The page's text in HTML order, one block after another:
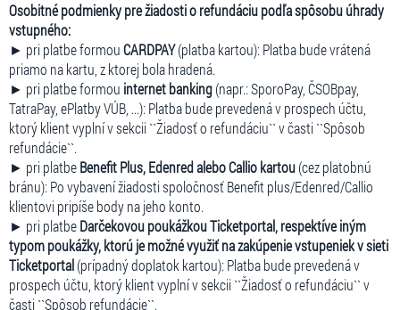
Osobitné podmienky pre žiadosti o refundáciu podľa spôsobu úhrady
vstupného:
► pri platbe formouCARDPAY(platba kartou): Platba bude vrátená
priamo na kartu, z ktorej bola hradená.
► pri platbe formou internet banking(napr.: SporoPay, ČSOBpay,
TatraPay, ePlatby VÚB, ...): Platba bude prevedená v prospech účtu,
ktorý klient vyplní v sekcii ``Žiadosť o refundáciu`` v časti ``Spôsob
refundácie``.
► pri platbeBenefit Plus, Edenred alebo Callio kartou(cez platobnú
bránu): Po vybavení žiadosti spoločnosť Benefit plus/Edenred/Callio
klientovi pripíše body na jeho konto.
► pri platbeDarčekovou poukážkou Ticketportal, respektíve iným
typom poukážky, ktorú je možné využiť na zakúpenie vstupeniek v sieti
Ticketportal(prípadný doplatok kartou): Platba bude prevedená v
prospech účtu, ktorý klient vyplní v sekcii ``Žiadosť o refundáciu`` v
časti ``Spôsob refundácie``.